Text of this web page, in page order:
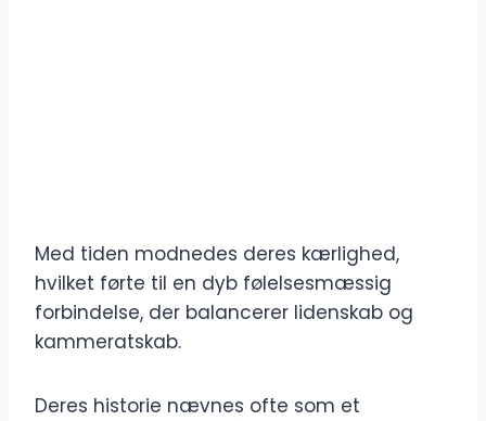
Med tiden modnedes deres kærlighed,
hvilket førte til en dyb følelsesmæssig
forbindelse, der balancerer lidenskab og
kammeratskab.
Deres historie nævnes ofte som et